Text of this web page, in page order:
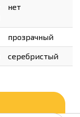
нет
прозрачный
серебристый